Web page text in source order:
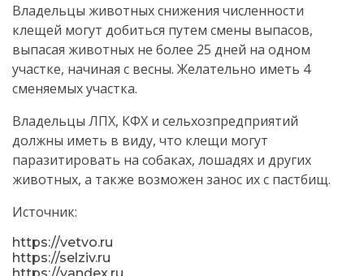
Владельцы животных снижения численности
клещей могут добиться путем смены выпасов,
выпасая животных не более 25 дней на одном
участке, начиная с весны. Желательно иметь 4
сменяемых участка.
Владельцы ЛПХ, КФХ и сельхозпредприятий
должны иметь в виду, что клещи могут
паразитировать на собаках, лошадях и других
животных, а также возможен занос их с пастбищ.
Источник:
https://vetvo.ru
https://selziv.ru